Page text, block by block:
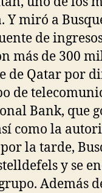
miró a
de
más de 300
de Qatar por
de
Bank, que
como la
la tarde,
y se
Además